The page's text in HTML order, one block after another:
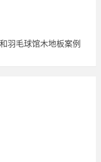
羽毛球馆木地板案例